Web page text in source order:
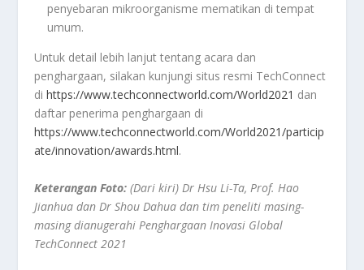
penyebaran mikroorganisme mematikan di tempat
umum.
Untuk detail lebih lanjut tentang acara dan
penghargaan, silakan kunjungi situs resmi TechConnect
dihttps://www.techconnectworld.com/World2021 dan
daftar penerima penghargaan di
https://www.techconnectworld.com/World2021/particip
ate/innovation/awards.html.
Keterangan Foto: (Dari kiri) Dr Hsu Li-Ta, Prof. Hao
Jianhua dan Dr Shou Dahua dan tim peneliti masing-
masing dianugerahi Penghargaan Inovasi Global
TechConnect 2021